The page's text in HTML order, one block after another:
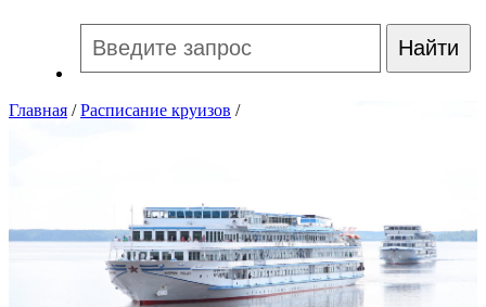
Главная /Расписание круизов /